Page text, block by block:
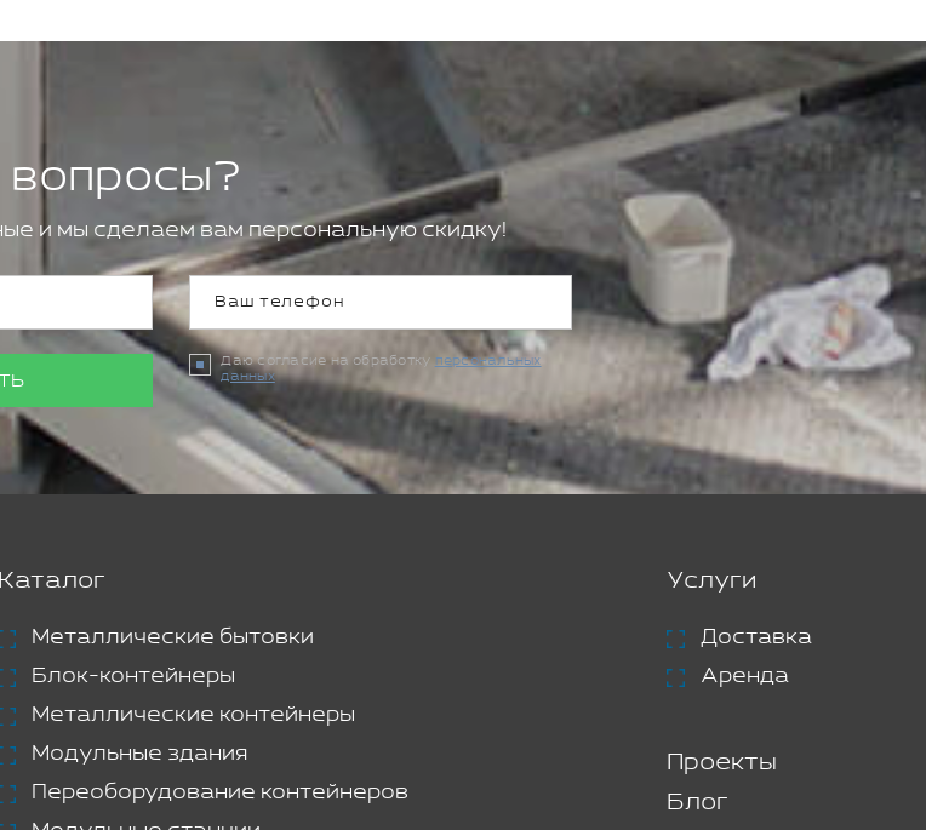
и мы сделаем вам персональную скидку!
Даю согласие на обработку персональных
данных
Каталог
Металлические бытовки
Блок-контейнеры
Металлические контейнеры
Модульные здания
Переоборудование контейнеров
Услуги
Доставка
Аренда
Проекты
Блог